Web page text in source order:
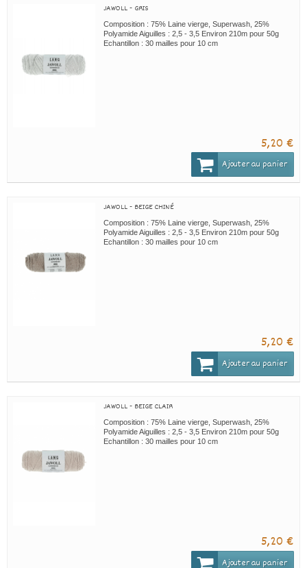
JAWOLL - GRIS
Composition : 75% Laine vierge, Superwash, 25%
Polyamide Aiguilles : 2,5 - 3,5 Environ 210m pour 50g
Echantillon : 30 mailles pour 10 cm
5,20 €
Ajouter au panier
JAWOLL - BEIGE CHINÉ
Composition : 75% Laine vierge, Superwash, 25%
Polyamide Aiguilles : 2,5 - 3,5 Environ 210m pour 50g
Echantillon : 30 mailles pour 10 cm
5,20 €
Ajouter au panier
JAWOLL - BEIGE CLAIR
Composition : 75% Laine vierge, Superwash, 25%
Polyamide Aiguilles : 2,5 - 3,5 Environ 210m pour 50g
Echantillon : 30 mailles pour 10 cm
5,20 €
Ajouter au panier